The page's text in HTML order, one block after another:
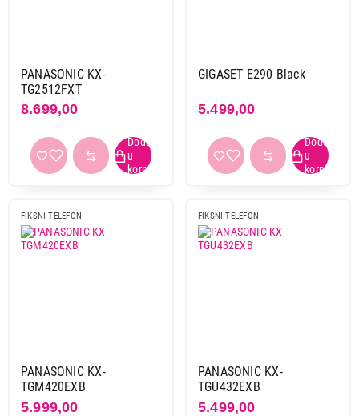
PANASONIC KX-
TG2512FXT
8.699,00
GIGASET E290 Black
5.499,00
FIKSNI TELEFON
PANASONIC KX-
TGM420EXB
5.999,00
FIKSNI TELEFON
PANASONIC KX-
TGU432EXB
5.499,00